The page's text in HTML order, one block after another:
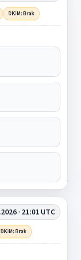
DKIM: Brak
· 21:01 UTC
DKIM: Brak